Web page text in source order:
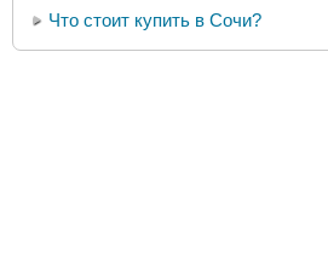
Что стоит купить в Сочи?